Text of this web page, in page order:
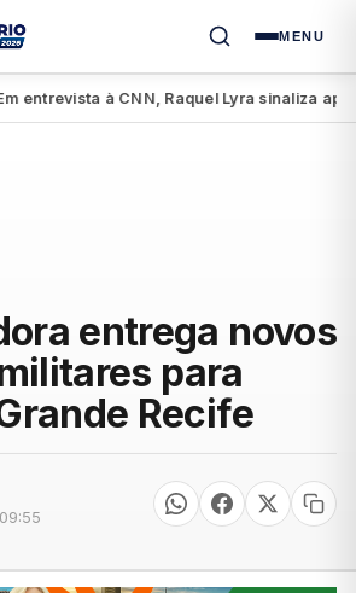
MENU
à CNN, Raquel Lyra sinaliza apoio a
entrega novos
para
Recife